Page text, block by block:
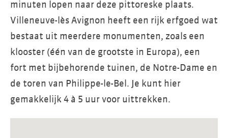
minuten lopen naar deze pittoreske plaats.
Villeneuve-lès Avignon heeft een rijk erfgoed wat
bestaat uit meerdere monumenten, zoals een
klooster (één van de grootste in Europa), een
fort met bijbehorende tuinen, de Notre-Dame en
de toren van Philippe-le-Bel. Je kunt hier
gemakkelijk 4 à 5 uur voor uittrekken.